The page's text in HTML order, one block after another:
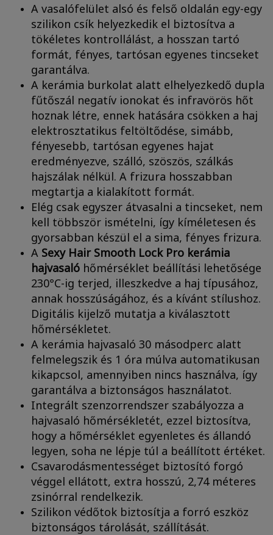
A vasalófelület alsó és felső oldalán egy-egy
szilikon csík helyezkedik el biztosítva a
tökéletes kontrollálást, a hosszan tartó
formát, fényes, tartósan egyenes tincseket
garantálva.
A kerámia burkolat alatt elhelyezkedő dupla
fűtőszál negatív ionokat és infravörös hőt
hoznak létre, ennek hatására csökken a haj
elektrosztatikus feltöltődése, simább,
fényesebb, tartósan egyenes hajat
eredményezve, szálló, szöszös, szálkás
hajszálak nélkül. A frizura hosszabban
megtartja a kialakított formát.
Elég csak egyszer átvasalni a tincseket, nem
kell többször ismételni, így kíméletesen és
gyorsabban készül el a sima, fényes frizura.
A Sexy Hair Smooth Lock Pro kerámia
hajvasaló hőmérséklet beállítási lehetősége
230°C-ig terjed, illeszkedve a haj típusához,
annak hosszúságához, és a kívánt stílushoz.
Digitális kijelző mutatja a kiválasztott
hőmérsékletet.
A kerámia hajvasaló 30 másodperc alatt
felmelegszik és 1 óra múlva automatikusan
kikapcsol, amennyiben nincs használva, így
garantálva a biztonságos használatot.
Integrált szenzorrendszer szabályozza a
hajvasaló hőmérsékletét, ezzel biztosítva,
hogy a hőmérséklet egyenletes és állandó
legyen, soha ne lépje túl a beállított értéket.
Csavarodásmentességet biztosító forgó
véggel ellátott, extra hosszú, 2,74 méteres
zsinórral rendelkezik.
Szilikon védőtok biztosítja a forró eszköz
biztonságos tárolását, szállítását.